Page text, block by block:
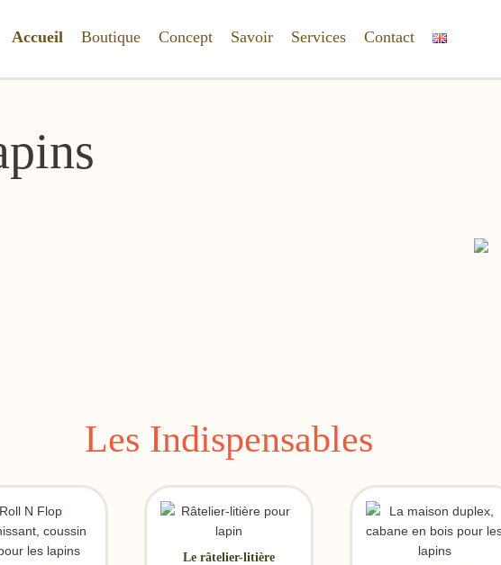
Accueil Boutique Concept Savoir Services Contact
Les Indispensables
Le râtelier-litière